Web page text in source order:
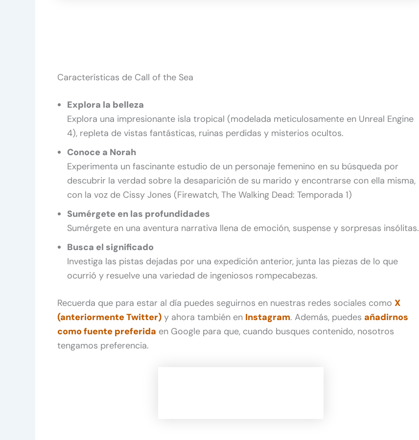
Características de Call of the Sea
Explora la belleza
Explora una impresionante isla tropical (modelada meticulosamente en Unreal Engine
4), repleta de vistas fantásticas, ruinas perdidas y misterios ocultos.
Conoce a Norah
Experimenta un fascinante estudio de un personaje femenino en su búsqueda por
descubrir la verdad sobre la desaparición de su marido y encontrarse con ella misma,
con la voz de Cissy Jones (Firewatch, The Walking Dead: Temporada 1)
Sumérgete en las profundidades
Sumérgete en una aventura narrativa llena de emoción, suspense y sorpresas insólitas.
Busca el significado
Investiga las pistas dejadas por una expedición anterior, junta las piezas de lo que
ocurrió y resuelve una variedad de ingeniosos rompecabezas.
Recuerda que para estar al día puedes seguirnos en nuestras redes sociales como X
(anteriormente Twitter) y ahora también en Instagram. Además, puedes añadirnos
como fuente preferida en Google para que, cuando busques contenido, nosotros
tengamos preferencia.